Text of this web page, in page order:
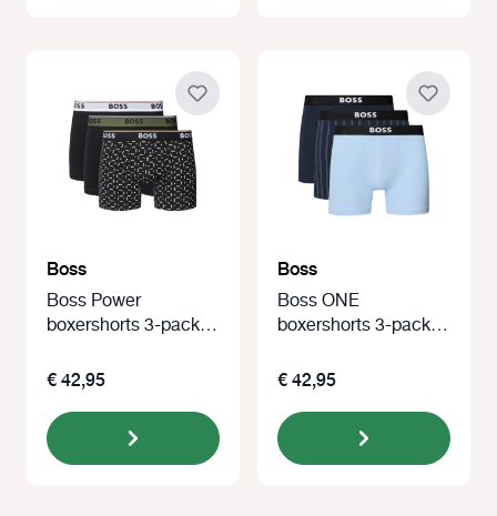
Boss
Boss Power
boxershorts 3-pack
€ 42,95
Boss
Boss ONE
boxershorts 3-pack
€ 42,95